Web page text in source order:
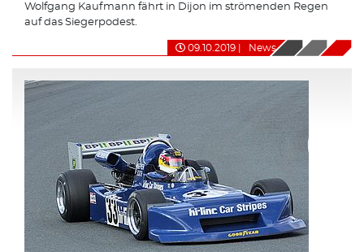
Wolfgang Kaufmann fährt in Dijon im strömenden Regen
auf das Siegerpodest.
09.10.2019 News